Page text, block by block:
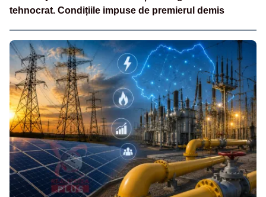
tehnocrat. Condițiile impuse de premierul demis